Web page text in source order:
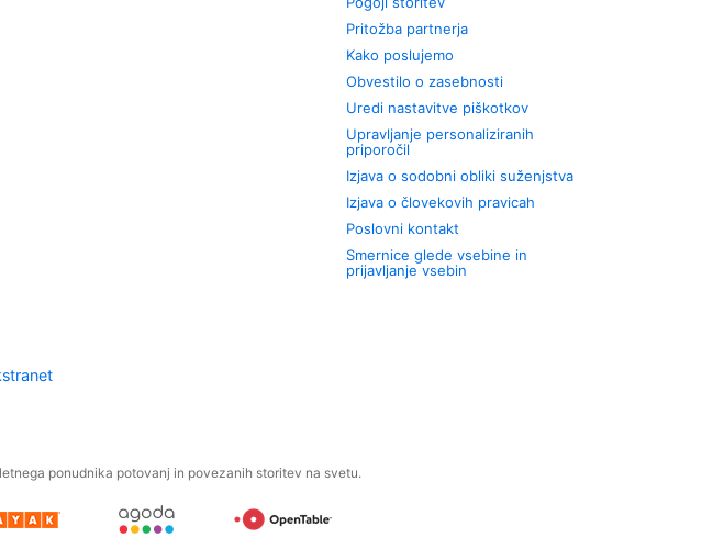
Pritožba partnerja
Kako poslujemo
Obvestilo o zasebnosti
Uredi nastavitve piškotkov
Upravljanje personaliziranih
priporočil
Izjava o sodobni obliki suženjstva
Izjava o človekovih pravicah
Poslovni kontakt
Smernice glede vsebine in
prijavljanje vsebin
ponudnika potovanj in povezanih storitev na svetu.